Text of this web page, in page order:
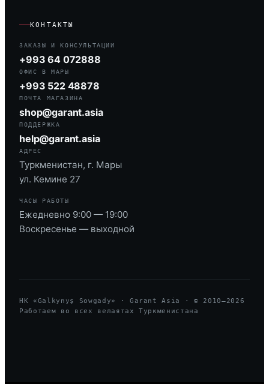
КОНТАКТЫ
ЗАКАЗЫ И КОНСУЛЬТАЦИИ
+993 64 072888
ОФИС В МАРЫ
+993 522 48878
ПОЧТА МАГАЗИНА
shop@garant.asia
ПОДДЕРЖКА
help@garant.asia
АДРЕС
Туркменистан, г. Мары
ул. Кемине 27
ЧАСЫ РАБОТЫ
Ежедневно 9:00 — 19:00
Воскресенье — выходной
HK «Galkynyş Sowgady» · Garant Asia · © 2010—2026
Работаем во всех велаятах Туркменистана